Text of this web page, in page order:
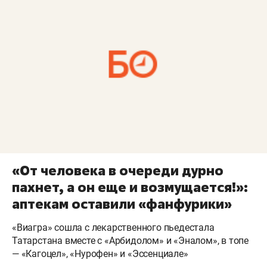
«От человека в очереди дурно
пахнет, а он еще и возмущается!»:
аптекам оставили «фанфурики»
«Виагра» сошла с лекарственного пьедестала
Татарстана вместе с «Арбидолом» и «Эналом», в топе
— «Кагоцел», «Нурофен» и «Эссенциале»